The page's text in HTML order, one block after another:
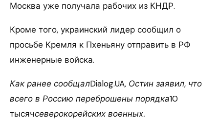
Москва уже получала рабочих из КНДР.
Кроме того, украинский лидер сообщил о
просьбе Кремля к Пхеньяну отправить в РФ
инженерные войска.
Как ранее сообщалDialog.UA, Остин заявил, что
всего в Россию переброшены порядка10
тысячсеверокорейских военных.